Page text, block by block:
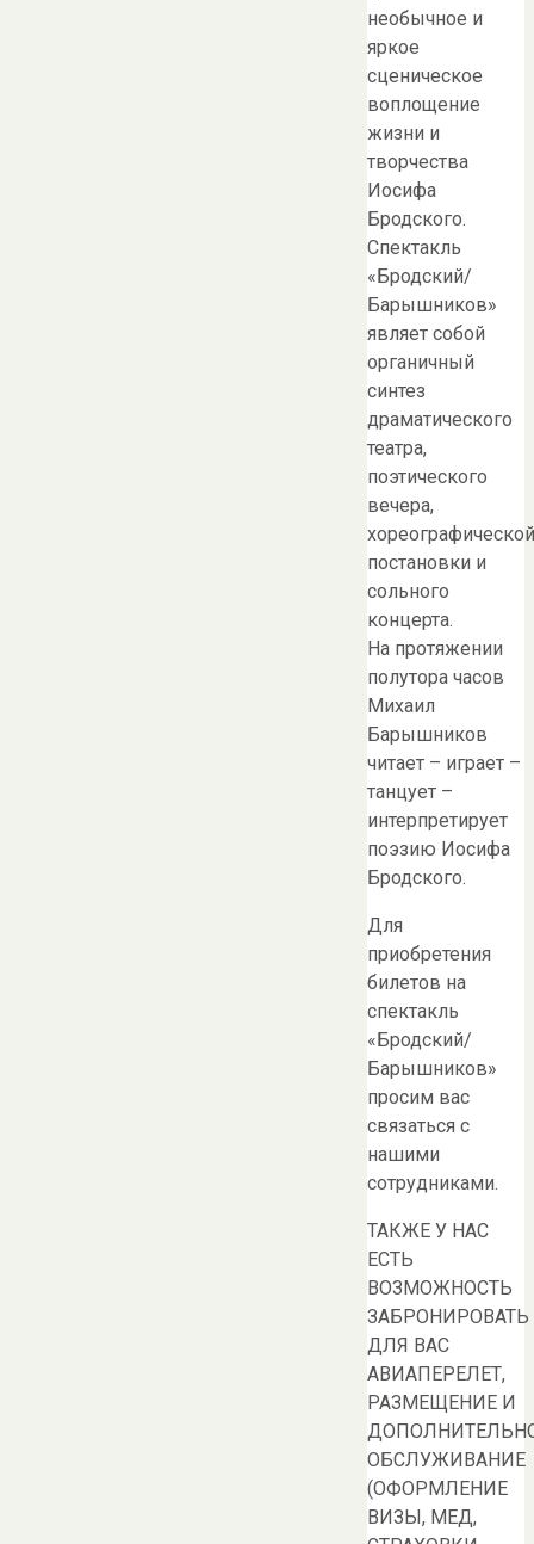
необычное и
яркое
сценическое
воплощение
жизни и
творчества
Иосифа
Бродского.
Спектакль
«Бродский/
Барышников»
являет собой
органичный
синтез
драматического
театра,
поэтического
вечера,
хореографической
постановки и
сольного
концерта.
На протяжении
полутора часов
Михаил
Барышников
читает – играет –
танцует –
интерпретирует
поэзию Иосифа
Бродского.
Для
приобретения
билетов на
спектакль
«Бродский/
Барышников»
просим вас
связаться с
нашими
сотрудниками.
ТАКЖЕ У НАС
ЕСТЬ
ВОЗМОЖНОСТЬ
ЗАБРОНИРОВАТЬ
ДЛЯ ВАС
АВИАПЕРЕЛЕТ,
РАЗМЕЩЕНИЕ И
ОБСЛУЖИВАНИЕ
(ОФОРМЛЕНИЕ
ВИЗЫ, МЕД,